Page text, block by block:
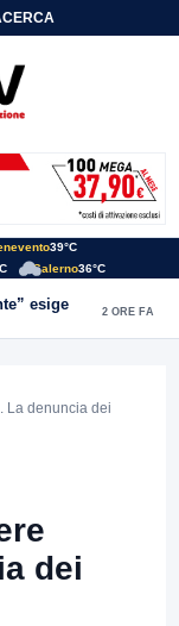
CERCA
39°C
Salerno36°C
esige
2 ORE FA
La denuncia dei
dei